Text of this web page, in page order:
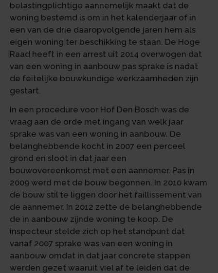
belastingplichtige aannemelijk maakt dat de
woning bestemd is om in het kalenderjaar of in
een van de drie daaropvolgende jaren hem als
eigen woning ter beschikking te staan. De Hoge
Raad heeft in een arrest uit 2014 overwogen dat
van een woning in aanbouw pas sprake is nadat
de feitelijke bouwkundige werkzaamheden zijn
gestart.
In een procedure voor Hof Den Bosch was de
vraag aan de orde met ingang van welk jaar
sprake was van een woning in aanbouw. De
belanghebbende kocht in 2007 een perceel
grond en sloot in dat jaar een
bouwovereenkomst met een aannemer. Pas in
2009 werd met de bouw begonnen. In 2010 kwam
de bouw stil te liggen door het faillissement van
de aannemer. In 2012 zette de belanghebbende
de in aanbouw zijnde woning te koop. De
inspecteur stelde zich op het standpunt dat
vanaf 2007 sprake was van een woning in
aanbouw omdat in dat jaar concrete stappen
werden gezet waaruit viel af te leiden dat de